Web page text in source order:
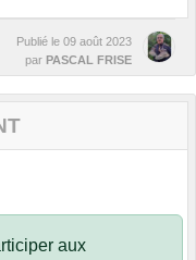
Publié le 09 août 2023
par PASCAL FRISE
aux